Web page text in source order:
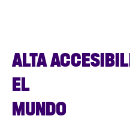
ALTA
EL
MUNDO